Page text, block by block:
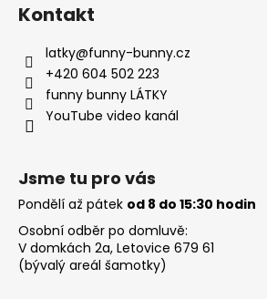
Kontakt
latky@funny-bunny.cz
+420 604 502 223
funny bunny LÁTKY
YouTube video kanál
Jsme tu pro vás
Pondělí až pátek od 8 do 15:30 hodin
Osobní odběr po domluvě:
V domkách 2a, Letovice 679 61
(bývalý areál šamotky)